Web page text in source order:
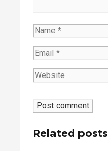
Related posts